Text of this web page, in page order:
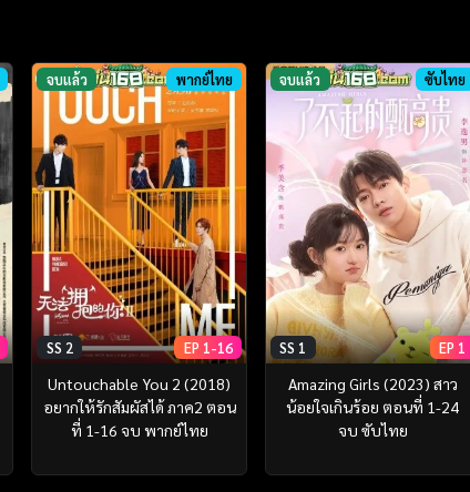
จบแล้ว พากย์ไทย
SS 2 EP 1-16
Untouchable You 2 (2018)
อยากให้รักสัมผัสได้ ภาค2 ตอน
ที่ 1-16 จบ พากย์ไทย
จบแล้ว ซับไทย
SS 1 EP 1
Amazing Girls (2023) สาว
น้อยใจเกินร้อย ตอนที่ 1-24
จบ ซับไทย